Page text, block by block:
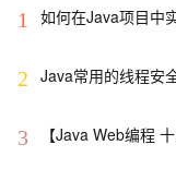
1 如何在Java项目中
2 Java常用的线程安
3 【Java Web编程